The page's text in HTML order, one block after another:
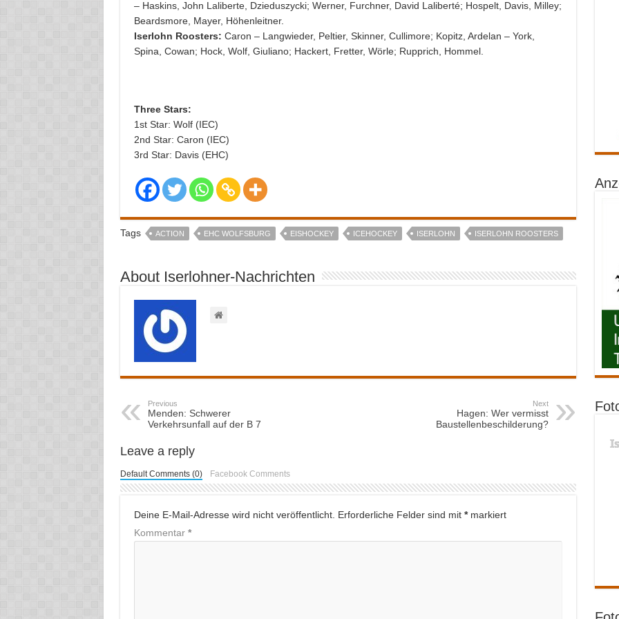
– Haskins, John Laliberte, Dzieduszycki; Werner, Furchner, David Laliberté; Hospelt, Davis, Milley;
Beardsmore, Mayer, Höhenleitner.
Iserlohn Roosters: Caron – Langwieder, Peltier, Skinner, Cullimore; Kopitz, Ardelan – York,
Spina, Cowan; Hock, Wolf, Giuliano; Hackert, Fretter, Wörle; Rupprich, Hommel.
Three Stars:
1st Star: Wolf (IEC)
2nd Star: Caron (IEC)
3rd Star: Davis (EHC)
Tags ACTION EHC WOLFSBURG EISHOCKEY ICEHOCKEY ISERLOHN ISERLOHN ROOSTERS
About Iserlohner-Nachrichten
Previous
Menden: Schwerer
Verkehrsunfall auf der B 7
Next
Hagen: Wer vermisst
Baustellenbeschilderung?
Leave a reply
Default Comments (0) Facebook Comments
Deine E-Mail-Adresse wird nicht veröffentlicht. Erforderliche Felder sind mit *markiert
Kommentar *